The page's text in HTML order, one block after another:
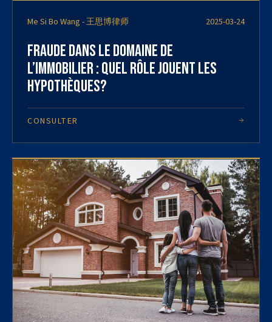
Me Si Bo Wang - 王思博律师 2025-03-24
Fraude dans le domaine de
l’immobilier : quel rôle jouent les
hypothèques?
CONSULTER